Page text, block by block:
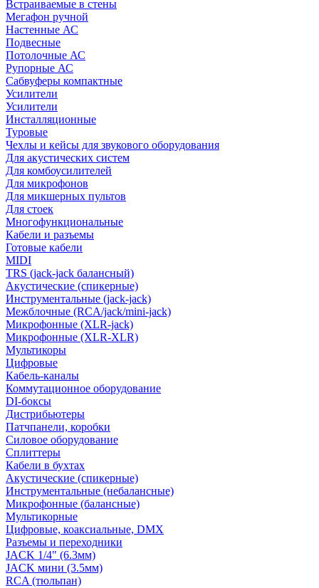
Встраиваемые в стены
Мегафон ручной
Настенные АС
Подвесные
Потолочные АС
Рупорные АС
Сабвуферы компактные
Усилители
Усилители
Инсталляционные
Туровые
Чехлы и кейсы для звукового оборудования
Для акустических систем
Для комбоусилителей
Для микрофонов
Для микшерных пультов
Для стоек
Многофункциональные
Кабели и разъемы
Готовые кабели
MIDI
TRS (jack-jack балансный)
Акустические (спикерные)
Инструментальные (jack-jack)
Межблочные (RCA/jack/mini-jack)
Микрофонные (XLR-jack)
Микрофонные (XLR-XLR)
Мультикоры
Цифровые
Кабель-каналы
Коммутационное оборудование
DI-боксы
Дистрибьютеры
Патчпанели, коробки
Силовое оборудование
Сплиттеры
Кабели в бухтах
Акустические (спикерные)
Инструментальные (небалансные)
Микрофонные (балансные)
Мультикорные
Цифровые, коаксиальные, DMX
Разъемы и переходники
JACK 1/4" (6.3мм)
JACK мини (3.5мм)
RCA (тюльпан)